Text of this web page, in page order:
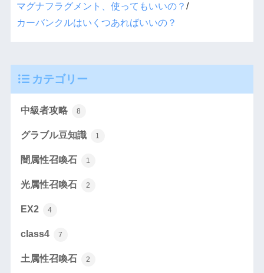
マグナフラグメント、使ってもいいの？ /
カーバンクルはいくつあればいいの？
カテゴリー
中級者攻略 8
グラブル豆知識 1
闇属性召喚石 1
光属性召喚石 2
EX2 4
class4 7
土属性召喚石 2